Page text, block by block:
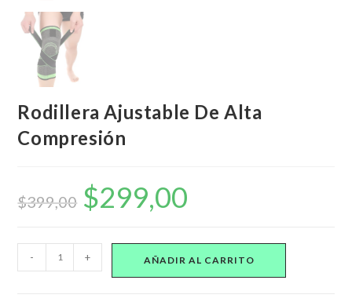
Rodillera Ajustable De Alta
Compresión
$399,00
El
precio
original
$299,00
Rodillera
Ajustable
- + AÑADIR AL CARRITO